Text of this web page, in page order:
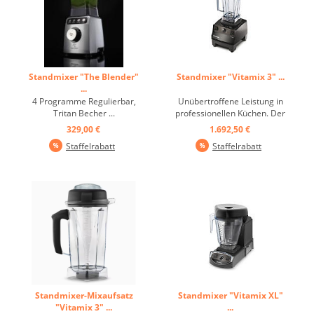
Standmixer "The Blender"
...
4 Programme Regulierbar,
Tritan Becher ...
329,00 €
Staffelrabatt
Standmixer "Vitamix 3" ...
Unübertroffene Leistung in
professionellen Küchen. Der
Vita-Prep 3 mit seiner
außergewöhnlichen Kraft,
Vielseitigkeit und Leistung.
das ...
1.692,50 €
Staffelrabatt
Standmixer-Mixaufsatz
"Vitamix 3" ...
Standmixer "Vitamix XL"
...